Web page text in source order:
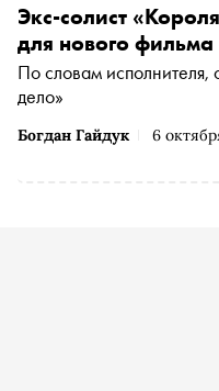
Богдан Гайдук 6
Экс-солист
для нового
По словам исполнителя,
дело»